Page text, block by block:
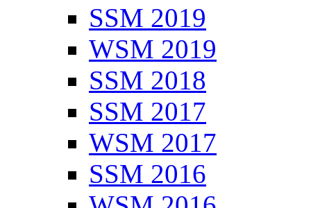
SSM 2019
WSM 2019
SSM 2018
SSM 2017
WSM 2017
SSM 2016